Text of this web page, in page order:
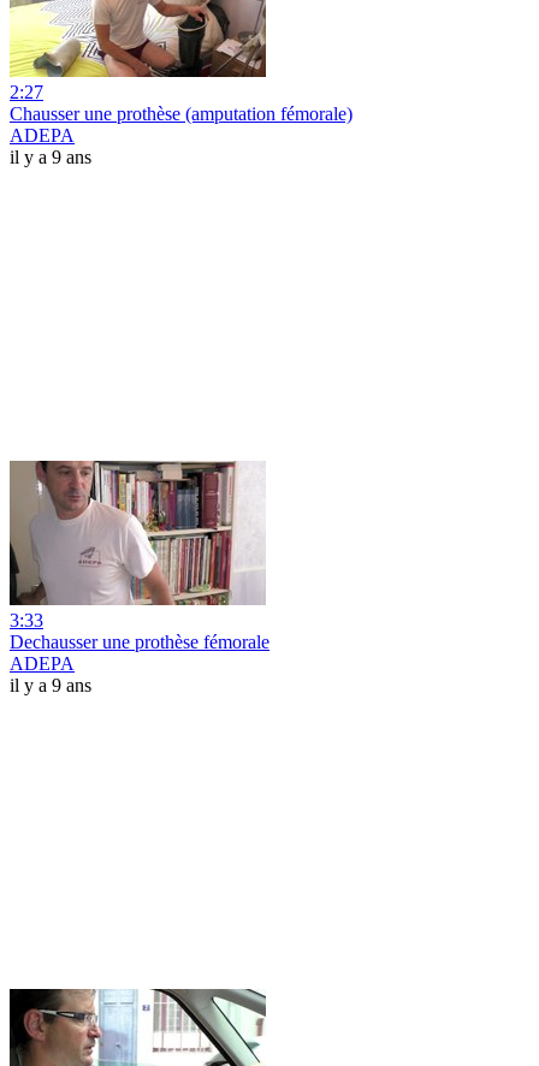
2:27
Chausser une prothèse (amputation fémorale)
ADEPA
il y a 9 ans
3:33
Dechausser une prothèse fémorale
ADEPA
il y a 9 ans